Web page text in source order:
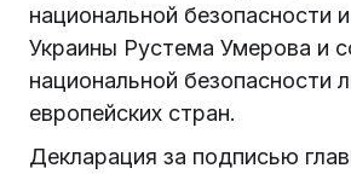
национальной безопасности
Украины Рустема Умерова и
национальной безопасности
европейских стран.
Декларация за подписью